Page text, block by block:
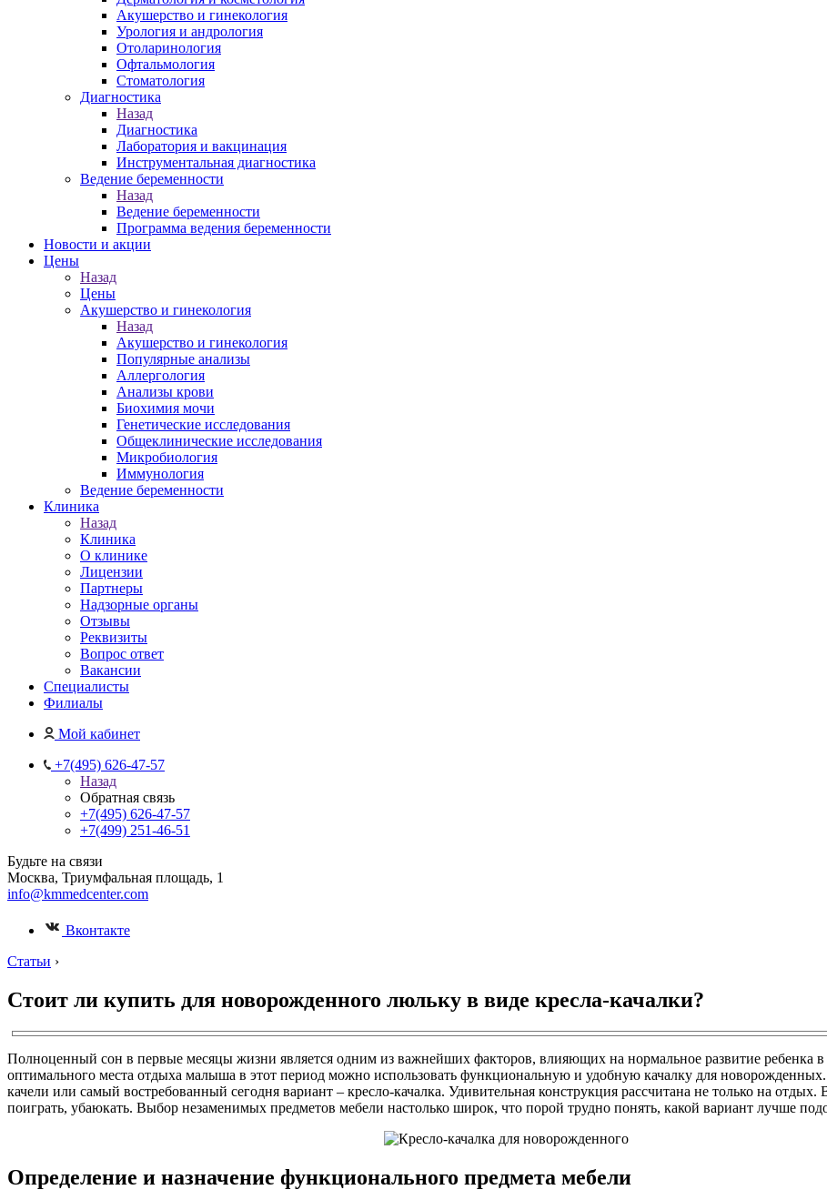
Акушерство и гинекология
Урология и андрология
Отоларинология
Офтальмология
Стоматология
Диагностика
Назад
Диагностика
Лаборатория и вакцинация
Инструментальная диагностика
Ведение беременности
Назад
Ведение беременности
Программа ведения беременности
Новости и акции
Цены
Назад
Цены
Акушерство и гинекология
Назад
Акушерство и гинекология
Популярные анализы
Аллергология
Анализы крови
Биохимия мочи
Генетические исследования
Общеклинические исследования
Микробиология
Иммунология
Ведение беременности
Клиника
Назад
Клиника
О клинике
Лицензии
Партнеры
Надзорные органы
Отзывы
Реквизиты
Вопрос ответ
Вакансии
Специалисты
Филиалы
Мой кабинет
+7(495) 626-47-57
Назад
Обратная связь
+7(495) 626-47-57
+7(499) 251-46-51
Будьте на связи
Москва, Триумфальная площадь, 1
info@kmmedcenter.com
Вконтакте
Статьи ›
Стоит ли купить для новорожденного люльку в виде кресла-качалки?
Полноценный сон в первые месяцы жизни является одним из важнейших факторов, влияющих на нормальное развитие ребенка
оптимального места отдыха малыша в этот период можно использовать функциональную и удобную качалку для
качели или самый востребованный сегодня вариант – кресло-качалка. Удивительная конструкция рассчитана не только на
поиграть, убаюкать. Выбор незаменимых предметов мебели настолько широк, что порой трудно понять, какой вариант лучше
Определение и назначение функционального предмета мебели